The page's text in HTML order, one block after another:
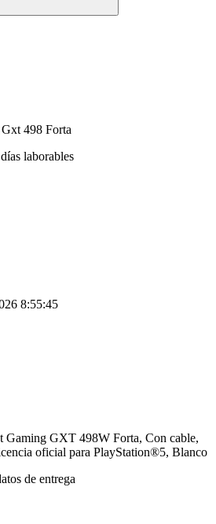
498 Forta
laborables
8:55:45
Gaming GXT 498W Forta, Con cable,
oficial para PlayStation®5, Blanco
de entrega